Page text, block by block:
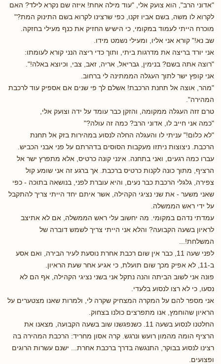
"אדוני הרב", הוא צועק אלי, "עוד מילה אחת! איזה שם נקרא לילד? האם
לקרוא לו משה, בשם אביו זקנו, כפי שרצינו לקרוא בשם התינוק המת?"
מוכרח הייתי לעמוד במקומי, כי הישיש החזיק את כנף מעילי בחזקה.
שב נא!" קורא אני אליו, ומעילי נשמט מידו.
אני יורד בריצה את מדרגות ביתי, ותוך כדי ריצה הנני קורא לעומתו:
"רוצה אתה בשם? בנימין, גבריאל, אריה, זאב, צבי, וכיוצא באלה!".
אני קופץ ישר לתוך העגלה הממתינה לי ברחוב.
"מהר, אוצה אל תחנת הרכבת! אשלם לך פי שנים אם אספיק עוד לרכבת
המהירה".
טרם זזה העגלה ממקומה, והזקן כבר עומד על ידה וצועק אלי,
"כמה אני חייב לו, אדוני הרב? כמה זה עולה?"
"לא כלום!" עניתי לו והעגלה החלה לנסוע במהירות בזק אל תחנת
הרכבת. ניצוצות ניתזו מעקבות הסוסים בדהרתם על פני אבני הכביש.
עברו כמה רגעים, ואני בתחנה. אינני קונה כרטיס, אלא מתפרץ ישר אל
הרציף, מתוך כונה לקנות כרטיס ברכבת. אך ברגע זה אני שומע קול
צפירה, גלגלי הרכבת כבר נעים, והיא עוברת לפני, בנושאה בתוכה - כפי
שאני משער - את שני נציגי הקהילה, אשר איתם יחד הייתי צריך להתקבל
על ידי ראש הממשלה.
עמדתי נדהם במקומי. מה יחשוב עלי ראש הממשלה, אם לא אתיצב
לראיון בשעה הקבועה? והלא אני הייתי צריך לשמש דוברה של
המשלחת!...
לפני שעה 11, כבר אין שום רכבת אחרת נוסעת לעיר הבירה, ואם אסע
ב-11, לא אפיק מכך שום תועלת, כי אגיע אחר שעת הראיון.
פונה אני לשוב הביתה והנה נתקל אני בשני נציגי הקהילה, אף הם לא
נסעו, כי לא רצו לנסוע בלעדי.
אני מספר להם על המקרה המצחיק שקרה לי, ולמרות שאנו מצטערים על
הראיון שהוחמץ, אנו מתפרצים כולנו בצחוק.
החלטנו לנסוע בשעה 11. כשנפגשנו שוב בשעה הקבועה, מצאנו את
הרציף הומה מהמון רועש ונרגש. קרה אסון מחריד: הרכבת המהירה בה
רצינו לנסוע בבוקר, התנגשה בדרך ברכבת אחרת... ישנם עשרות הרוגים
ופצועים.